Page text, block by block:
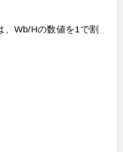
、Wb/Hの数値を1で割